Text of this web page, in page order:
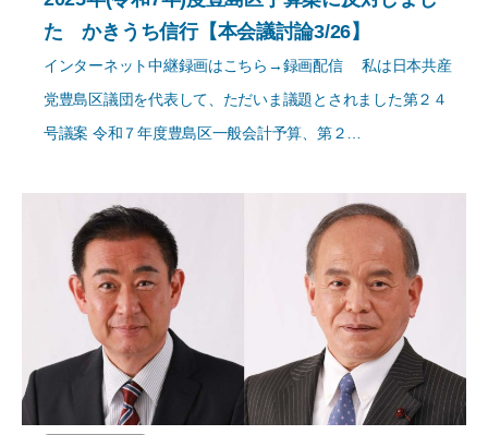
た かきうち信行【本会議討論3/26】
インターネット中継録画はこちら→録画配信 私は日本共産
党豊島区議団を代表して、ただいま議題とされました第２４
号議案 令和７年度豊島区一般会計予算、第２…